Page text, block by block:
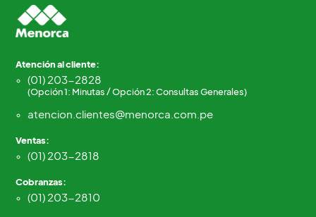
Atención al cliente:
(01) 203-2828
(Opción 1: Minutas / Opción 2: Consultas Generales)
atencion.clientes@menorca.com.pe
Ventas:
(01) 203-2818
Cobranzas:
(01) 203-2810